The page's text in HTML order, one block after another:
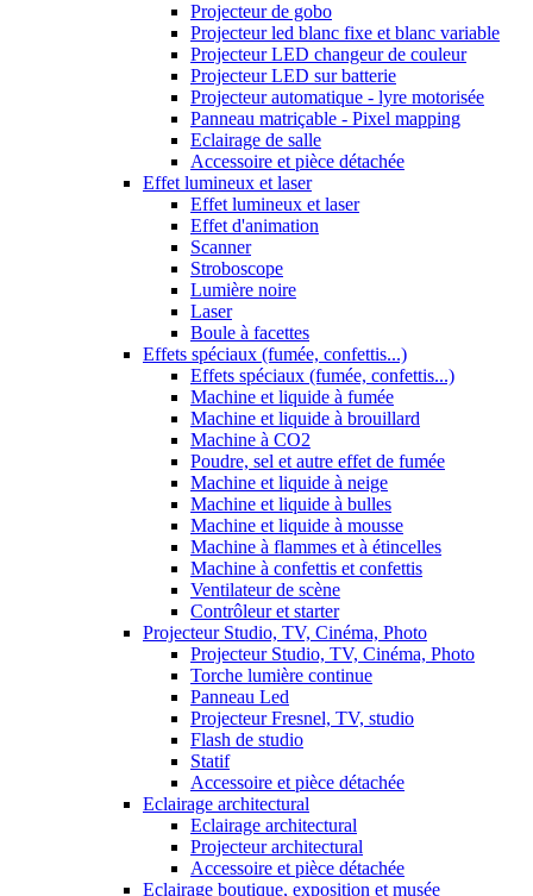
Projecteur de gobo
Projecteur led blanc fixe et blanc variable
Projecteur LED changeur de couleur
Projecteur LED sur batterie
Projecteur automatique - lyre motorisée
Panneau matriçable - Pixel mapping
Eclairage de salle
Accessoire et pièce détachée
Effet lumineux et laser
Effet lumineux et laser
Effet d'animation
Scanner
Stroboscope
Lumière noire
Laser
Boule à facettes
Effets spéciaux (fumée, confettis...)
Effets spéciaux (fumée, confettis...)
Machine et liquide à fumée
Machine et liquide à brouillard
Machine à CO2
Poudre, sel et autre effet de fumée
Machine et liquide à neige
Machine et liquide à bulles
Machine et liquide à mousse
Machine à flammes et à étincelles
Machine à confettis et confettis
Ventilateur de scène
Contrôleur et starter
Projecteur Studio, TV, Cinéma, Photo
Projecteur Studio, TV, Cinéma, Photo
Torche lumière continue
Panneau Led
Projecteur Fresnel, TV, studio
Flash de studio
Statif
Accessoire et pièce détachée
Eclairage architectural
Eclairage architectural
Projecteur architectural
Accessoire et pièce détachée
Eclairage boutique, exposition et musée